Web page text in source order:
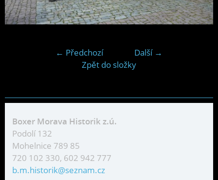
← Předchozí
Další →
Zpět do složky
Boxer Morava Historik z.ú.
Podolí 132
Mohelnice 789 85
720 102 330, 602 942 777
b.m.historik@seznam.cz